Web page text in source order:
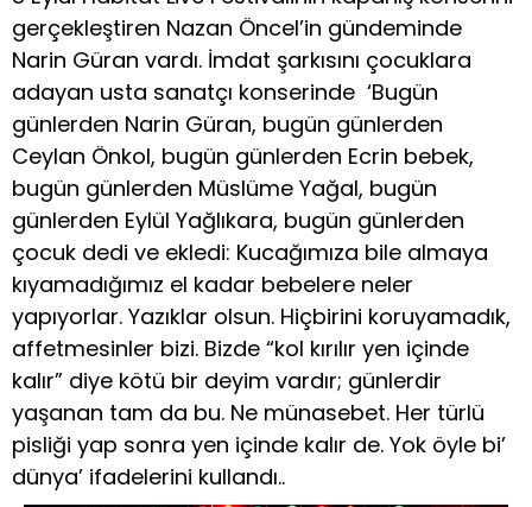
gerçekleştiren Nazan Öncel’in gündeminde
Narin Güran vardı. İmdat şarkısını çocuklara
adayan usta sanatçı konserinde ‘Bugün
günlerden Narin Güran, bugün günlerden
Ceylan Önkol, bugün günlerden Ecrin bebek,
bugün günlerden Müslüme Yağal, bugün
günlerden Eylül Yağlıkara, bugün günlerden
çocuk dedi ve ekledi: Kucağımıza bile almaya
kıyamadığımız el kadar bebelere neler
yapıyorlar. Yazıklar olsun. Hiçbirini koruyamadık,
affetmesinler bizi. Bizde “kol kırılır yen içinde
kalır” diye kötü bir deyim vardır; günlerdir
yaşanan tam da bu. Ne münasebet. Her türlü
pisliği yap sonra yen içinde kalır de. Yok öyle bi’
dünya’ ifadelerini kullandı..